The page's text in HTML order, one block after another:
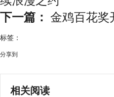
下一篇： 金鸡百花奖
标签：
分享到
相关阅读